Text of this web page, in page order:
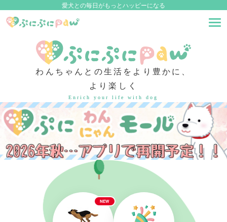
愛犬との毎日がもっとハッピーになる
わんちゃんとの生活をより豊かに、
より楽しく
Enrich your life with dog
NEW